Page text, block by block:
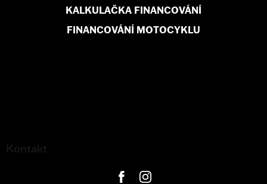
Kontakt
KALKULAČKA FINANCOVÁNÍ
FINANCOVÁNÍ MOTOCYKLU